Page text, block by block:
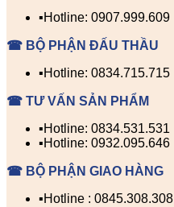
▪️Hotline: 0907.999.609
☎ BỘ PHẬN ĐẤU THẦU
▪️Hotline: 0834.715.715
☎ TƯ VẤN SẢN PHẨM
▪️Hotline: 0834.531.531
▪️Hotline: 0932.095.646
☎ BỘ PHẬN GIAO HÀNG
▪️Hotline : 0845.308.308